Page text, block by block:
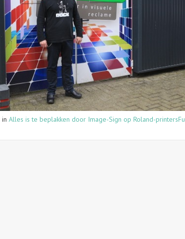
in Alles is te beplakken door Image-Sign op Roland-printers